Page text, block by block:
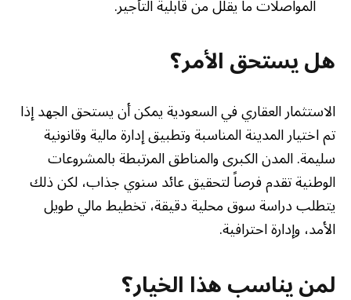
المواصلات ما يقلل من قابلية التأجير.
هل يستحق الأمر؟
الاستثمار العقاري في السعودية يمكن أن يستحق الجهد إذا
تم اختيار المدينة المناسبة وتطبيق إدارة مالية وقانونية
سليمة. المدن الكبرى والمناطق المرتبطة بالمشروعات
الوطنية تقدم فرصاً لتحقيق عائد سنوي جذاب، لكن ذلك
يتطلب دراسة سوق محلية دقيقة، تخطيط مالي طويل
الأمد، وإدارة احترافية.
لمن يناسب هذا الخيار؟